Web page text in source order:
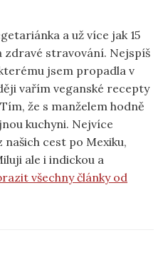
a už více jak 15
zdravé stravování. Nejspíš
jsem propadla v
vařím veganské recepty
že s manželem hodně
kuchyni. Nejvíce
cest po Mexiku,
ale i indickou a
všechny články od